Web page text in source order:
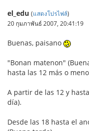
el_edu (แสดงโปรไฟล์)
20 กุมภาพันธ์ 2007, 20:41:19
Buenas, paisano
"Bonan matenon"
hasta las 12 más o
A partir de las 12 y
día).
Desde las 18 hasta el